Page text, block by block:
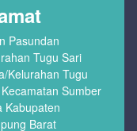
Pasundan
Tugu Sari
Kelurahan Tugu
Sumber
Kabupaten
Barat